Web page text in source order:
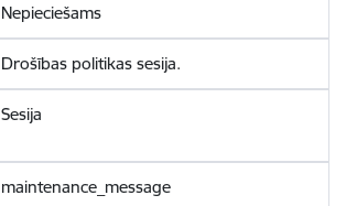
Nepieciešams
Drošības politikas sesija.
Sesija
maintenance_message